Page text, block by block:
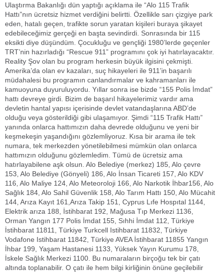
Ulaştırma Bakanlığı dün yaptığı açıklama ile “Alo 115 Trafik
Hattı”nın ücretsiz hizmet verdiğini belirtti. Özellikle sarı çizgiye park
eden, hatalı geçen, trafikte sorun yaratan kişileri buraya şikayet
edebileceğimiz gerçeği en başta sevindirdi. Sonrasında bir 115
eksikti diye düşündüm. Çocukluğu ve gençliği 1980’lerde geçenler
TRT’nin hazırladığı “Rescue 911” programını çok iyi hatırlayacaktır.
Reality Şov olan bu program herkesin büyük ilgisini çekmişti.
Amerika’da olan ev kazaları, suç hikayeleri ile 911’in başarılı
müdahalesi bu programın canlandırmalar ve kahramanları ile
kamuoyuna duyuruluyordu. Yıllar sonra ise bizde “155 Polis İmdat”
hattı devreye girdi. Bizim de başarıl hikayelerimiz vardır ama
devletin hantal yapısı içerisinde devlet vatandaşlarına ABD’de
olduğu veya gösterildiği gibi ulaşamıyor. Şimdi “115 Trafik Hattı”
yanında onlarca hattımızın daha devrede olduğunu ve yeni bir
keşmekeşin yaşandığını gözlemliyoruz. Kısa bir arama ile tek
numara, tek merkezden yönetilebilmesi mümkün olan onlarca
hattımızın olduğunu gözlemledim. Tümü de ücretsiz ama
hatırlayabilene aşk olsun. Alo Belediye (merkez) 185, Alo çevre
153, Alo Belediye (Gönyeli) 186, Alo İnsan Ticareti 157, Alo KDV
116, Alo Maliye 124, Alo Meteoroloji 166, Alo Narkotik İhbar156, Alo
Sağlık 184, Alo Sahil Güvenlik 158, Alo Tarım Hattı 150, Alo Mücahit
144, Arıza Kayıt 161,Arıza Takip 151, Cyprus Lıfe Hospıtal 1144,
Elektrik arıza 188, İstihbarat 192, Mağusa Tıp Merkezi 1136,
Orman Yangın 177 Polis İmdat 155, Sıhhi İmdat 112, Türkiye
İstihbarat 11811, Türkiye Turkcell Istihbarat 11832, Türkiye
Vodafone Istihbarat 11842, Türkiye AVEA İstihbarat 11855 Yangın
İhbar 199, Yaşam Hastanesi 1133, Yüksek Yayın Kurumu 178,
İskele Sağlık Merkezi 1100. Bu numaraların birçoğu tek bir çatı
altında toplanabilir. O çatı ile hem bilgi kirliğinin önüne geçilebilir